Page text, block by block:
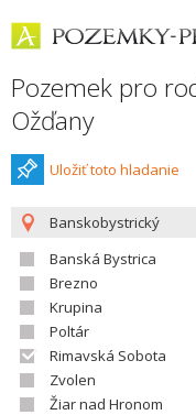
Pozemek pro
Ožďany
Uložiť toto hladanie
Banskobystrický
Banská Bystrica
Brezno
Krupina
Poltár
Rimavská Sobota
Zvolen
Žiar nad Hronom